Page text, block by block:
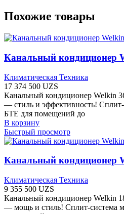
Похожие товары
Канальный кондиционер
Климатическая Техника
17 374 500 UZS
Канальный кондиционер Welkin
— стиль и эффективность!
БТЕ для помещений до
В корзину
Быстрый просмотр
Канальный кондиционер
Климатическая Техника
9 355 500 UZS
Канальный кондиционер Welkin
— мощь и стиль! Сплит-система